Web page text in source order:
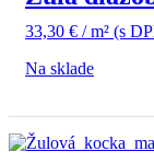
33,30 € / m² (s
Na sklade